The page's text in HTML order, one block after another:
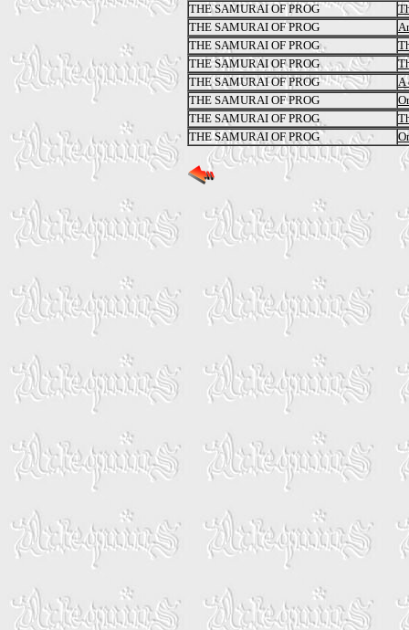
THE SAMURAI OF PROG
THE SAMURAI OF PROG
THE SAMURAI OF PROG
THE SAMURAI OF PROG
THE SAMURAI OF PROG
A
THE SAMURAI OF PROG
THE SAMURAI OF PROG
THE SAMURAI OF PROG